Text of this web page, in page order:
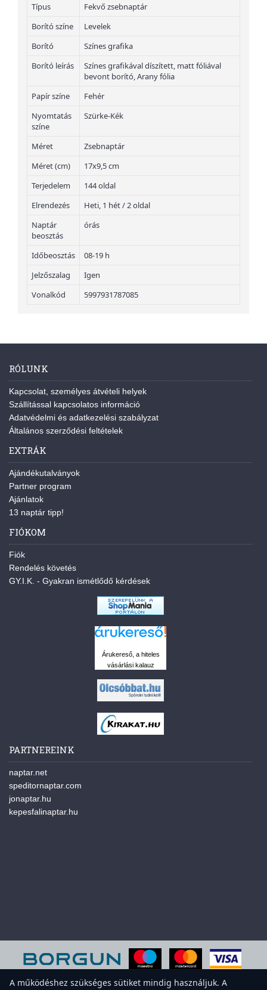
Típus
Fekvő zsebnaptár
Borító színe
Levelek
Borító
Színes grafika
Borító leírás
Színes grafikával díszített, matt fóliával
bevont borító, Arany fólia
Papír színe
Fehér
Nyomtatás
színe
Szürke-Kék
Méret
Zsebnaptár
Méret (cm)
17x9,5 cm
Terjedelem
144 oldal
Elrendezés
Heti, 1 hét / 2 oldal
Naptár
beosztás
órás
Időbeosztás
08-19 h
Jelzőszalag
Igen
Vonalkód
5997931787085
RÓLUNK
Kapcsolat, személyes átvételi helyek
Szállítással kapcsolatos információ
Adatvédelmi és adatkezelési szabályzat
Általános szerződési feltételek
EXTRÁK
Ajándékutalványok
Partner program
Ajánlatok
13 naptár tipp!
FIÓKOM
Fiók
Rendelés követés
GY.I.K. - Gyakran ismétlődő kérdések
Árukereső, a hiteles
vásárlási kalauz
PARTNEREINK
naptar.net
speditornaptar.com
jonaptar.hu
kepesfalinaptar.hu
A működéshez szükséges sütiket mindig használjuk. A